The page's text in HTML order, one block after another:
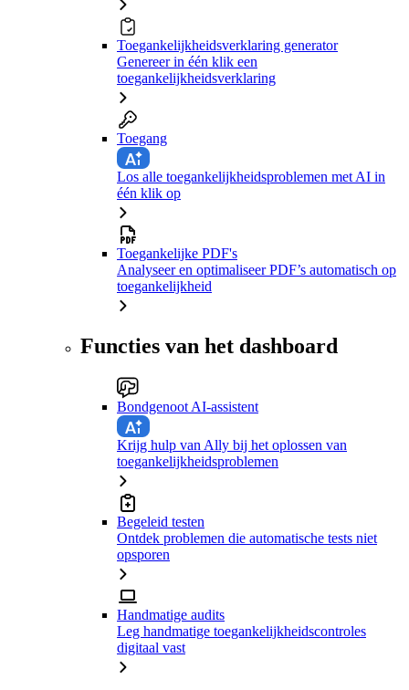
Toegankelijkheidsverklaring generator
Genereer in één klik een
toegankelijkheidsverklaring
Toegang
Los alle toegankelijkheidsproblemen met AI in
één klik op
Toegankelijke PDF's
Analyseer en optimaliseer PDF’s automatisch op
toegankelijkheid
Functies van het dashboard
Bondgenoot AI-assistent
Krijg hulp van Ally bij het oplossen van
toegankelijkheidsproblemen
Begeleid testen
Ontdek problemen die automatische tests niet
opsporen
Handmatige audits
Leg handmatige toegankelijkheidscontroles
digitaal vast